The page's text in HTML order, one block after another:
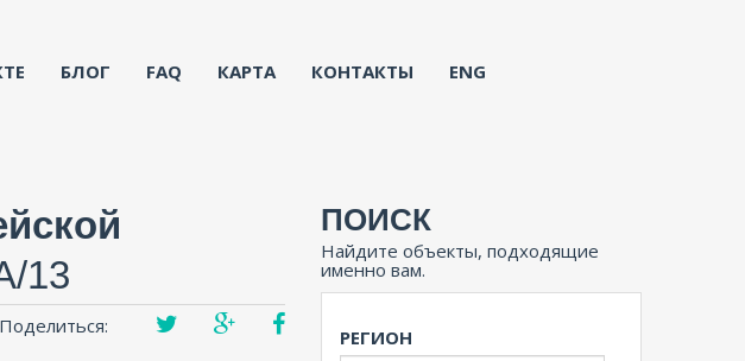
БЛОГ FAQ КАРТА КОНТАКТЫ ENG
13
Поделиться:
ПОИСК
Найдите объекты, подходящие
именно вам.
РЕГИОН